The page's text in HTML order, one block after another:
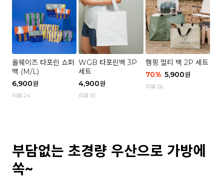
올웨이즈 타포린 쇼퍼
백 (M/L)
6,900원
리뷰 24
WGB 타포린백 3P
세트
4,900원
리뷰 10
캠핑 멀티 백 2P 세트
70% 5,900원
리뷰 26
부담없는 초경량 우산으로 가방에
쏙~